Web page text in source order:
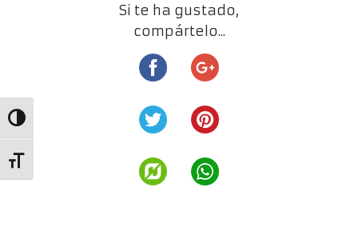
Alternar alto contraste
Alternar tamaño de letra
Si te ha gustado,
compártelo...